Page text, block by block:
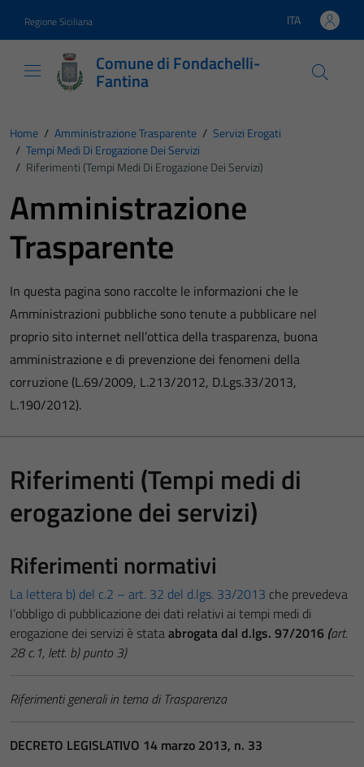
Regione Siciliana Lingua attiva:
ITA
Comune di Fondachelli-
Fantina
Home / Amministrazione Trasparente / Servizi Erogati
/ Tempi Medi Di Erogazione Dei Servizi
/ Riferimenti (Tempi Medi Di Erogazione Dei Servizi)
Amministrazione
Trasparente
In questa pagina sono raccolte le informazioni che le
Amministrazioni pubbliche sono tenute a pubblicare nel
proprio sito internet nell’ottica della trasparenza, buona
amministrazione e di prevenzione dei fenomeni della
corruzione (L.69/2009, L.213/2012, D.Lgs.33/2013,
L.190/2012).
Riferimenti (Tempi medi di
erogazione dei servizi)
Riferimenti normativi
La lettera b) del c.2 – art. 32 del d.lgs. 33/2013 che prevedeva
l’obbligo di pubblicazione dei dati relativi ai tempi medi di
erogazione dei servizi è stataabrogata dal d.lgs. 97/2016 (art.
28 c.1, lett. b) punto 3)
Riferimenti generali in tema di Trasparenza
DECRETO LEGISLATIVO 14 marzo 2013, n. 33